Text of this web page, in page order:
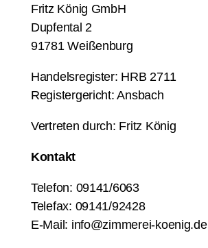
Fritz König GmbH
Dupfental 2
91781 Weißenburg
Handelsregister: HRB 2711
Registergericht: Ansbach
Vertreten durch: Fritz König
Kontakt
Telefon: 09141/6063
Telefax: 09141/92428
E-Mail: info@zimmerei-koenig.de